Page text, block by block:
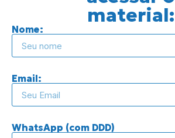
material:
Nome:
Email:
WhatsApp (com DDD)